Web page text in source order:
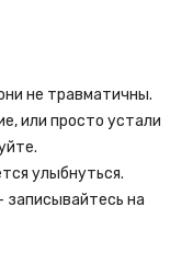
не травматичны.
или просто устали
улыбнуться.
записывайтесь на